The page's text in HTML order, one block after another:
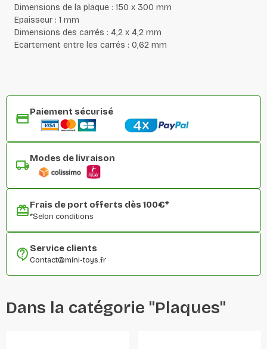
Dimensions de la plaque : 150 x 300 mm
Epaisseur : 1 mm
Dimensions des carrés : 4,2 x 4,2 mm
Ecartement entre les carrés : 0,62 mm
Paiement sécurisé
Modes de livraison
Frais de port offerts dès 100€*
*Selon conditions
Service clients
Contact@mini-toys.fr
Dans la catégorie "Plaques"